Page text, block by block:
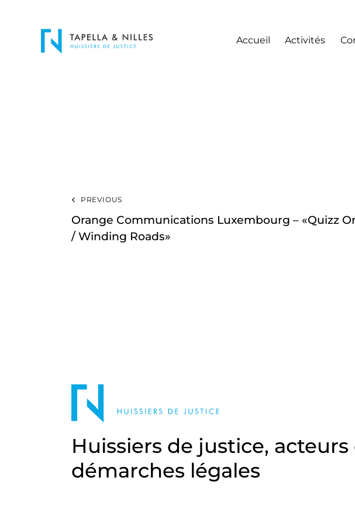
Accueil Activités
PREVIOUS
Orange Communications Luxembourg – «Quizz
/ Winding Roads»
Huissiers de justice, acteurs
démarches légales